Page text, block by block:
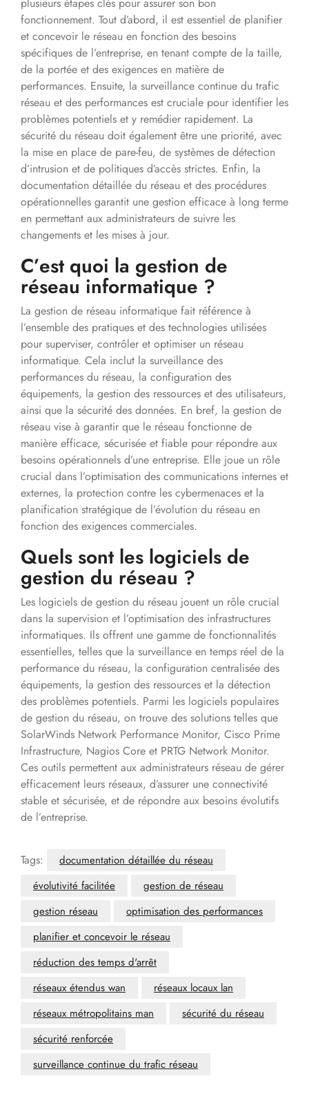
fonctionnement. Tout d’abord, il est essentiel de planifier
et concevoir le réseau en fonction des besoins
spécifiques de l’entreprise, en tenant compte de la taille,
de la portée et des exigences en matière de
performances. Ensuite, la surveillance continue du trafic
réseau et des performances est cruciale pour identifier les
problèmes potentiels et y remédier rapidement. La
sécurité du réseau doit également être une priorité, avec
la mise en place de pare-feu, de systèmes de détection
d’intrusion et de politiques d’accès strictes. Enfin, la
documentation détaillée du réseau et des procédures
opérationnelles garantit une gestion efficace à long terme
en permettant aux administrateurs de suivre les
changements et les mises à jour.
C’est quoi la gestion de
réseau informatique ?
La gestion de réseau informatique fait référence à
l’ensemble des pratiques et des technologies utilisées
pour superviser, contrôler et optimiser un réseau
informatique. Cela inclut la surveillance des
performances du réseau, la configuration des
équipements, la gestion des ressources et des utilisateurs,
ainsi que la sécurité des données. En bref, la gestion de
réseau vise à garantir que le réseau fonctionne de
manière efficace, sécurisée et fiable pour répondre aux
besoins opérationnels d’une entreprise. Elle joue un rôle
crucial dans l’optimisation des communications internes et
externes, la protection contre les cybermenaces et la
planification stratégique de l’évolution du réseau en
fonction des exigences commerciales.
Quels sont les logiciels de
gestion du réseau ?
Les logiciels de gestion du réseau jouent un rôle crucial
dans la supervision et l’optimisation des infrastructures
informatiques. Ils offrent une gamme de fonctionnalités
essentielles, telles que la surveillance en temps réel de la
performance du réseau, la configuration centralisée des
équipements, la gestion des ressources et la détection
des problèmes potentiels. Parmi les logiciels populaires
de gestion du réseau, on trouve des solutions telles que
SolarWinds Network Performance Monitor, Cisco Prime
Infrastructure, Nagios Core et PRTG Network Monitor.
Ces outils permettent aux administrateurs réseau de gérer
efficacement leurs réseaux, d’assurer une connectivité
stable et sécurisée, et de répondre aux besoins évolutifs
de l’entreprise.
Tags:
documentation détaillée du réseau
évolutivité facilitée
gestion de réseau
gestion réseau
optimisation des performances
planifier et concevoir le réseau
réduction des temps d'arrêt
réseaux étendus wan
réseaux locaux lan
réseaux métropolitains man
sécurité du réseau
sécurité renforcée
surveillance continue du trafic réseau